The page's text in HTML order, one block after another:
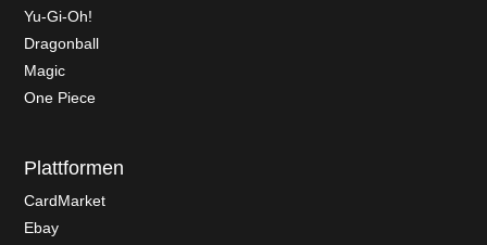
Yu-Gi-Oh!
Dragonball
Magic
One Piece
Plattformen
CardMarket
Ebay